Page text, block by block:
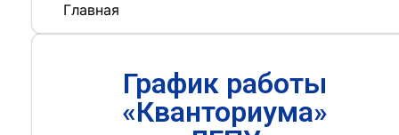
Главная
График работы
«Кванториума»